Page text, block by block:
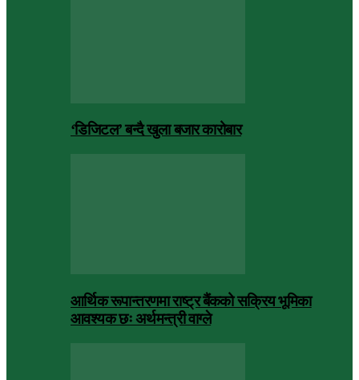
‘डिजिटल’ बन्दै खुला बजार कारोबार
आर्थिक रूपान्तरणमा राष्ट्र बैंकको सक्रिय भूमिका
आवश्यक छः अर्थमन्त्री वाग्ले